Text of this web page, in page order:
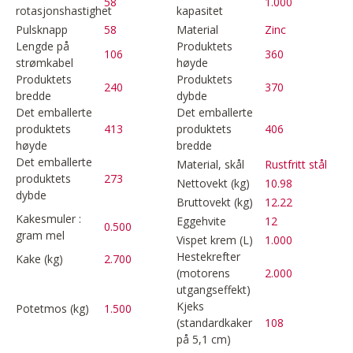
rotasjonshastighet
kapasitet
Pulsknapp
58 Material
Zinc
Lengde på
strømkabel
106
Produktets
høyde
360
Produktets
bredde
240
Produktets
dybde
370
Det emballerte
produktets
høyde
413
Det emballerte
produktets
bredde
406
Det emballerte
produktets
dybde
273
Material, skål
Rustfritt stål
Nettovekt (kg)
10.98
Bruttovekt (kg)
12.22
Kakesmuler :
gram mel
0.500 Eggehvite
12
Vispet krem (L)
1.000
Kake (kg)
2.700
Hestekrefter
(motorens
utgangseffekt)
2.000
Potetmos (kg) 1.500
Kjeks
(standardkaker
på 5,1 cm)
108